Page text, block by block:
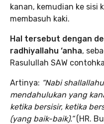
kanan, kemudian ke sisi
membasuh kaki.
Hal tersebut dengan
radhiyallahu ‘anha,
Rasulullah SAW
Artinya: “Nabi
mendahulukan yang
ketika bersisir, ketika
(yang baik-baik).”(HR.